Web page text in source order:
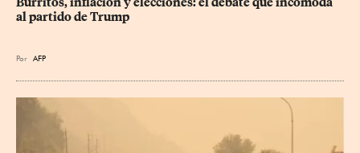
al partido de Trump
Por AFP